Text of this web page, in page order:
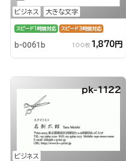
ビジネス 大きな文字
スピード1時間対応 スピード3時間対応
b-0061b 100枚 1,870円
ビジネス
pk-1122